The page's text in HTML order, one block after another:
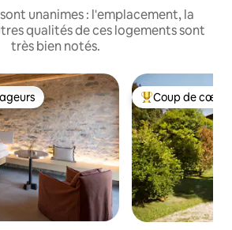
unanimes : l'emplacement, la
qualités de ces logements sont
très bien notés.
Coup de cœur
Coup de cœur